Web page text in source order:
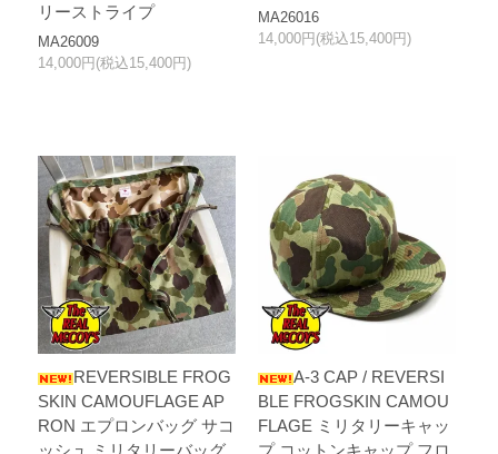
リーストライプ
MA26009
14,000円(税込15,400円)
MA26016
14,000円(税込15,400円)
REVERSIBLE FROG
SKIN CAMOUFLAGE AP
RON エプロンバッグ サコ
A-3 CAP / REVERSI
BLE FROGSKIN CAMOU
FLAGE ミリタリーキャッ